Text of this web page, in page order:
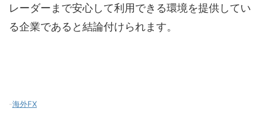
レーダーまで安心して利用できる環境を提供してい
る企業であると結論付けられます。
-海外FX